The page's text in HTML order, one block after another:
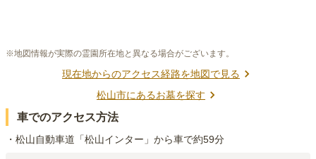
※地図情報が実際の霊園所在地と異なる場合がございます。
現在地からのアクセス経路を地図で見る
松山市にあるお墓を探す
車でのアクセス方法
・松山自動車道「松山インター」から車で約59分